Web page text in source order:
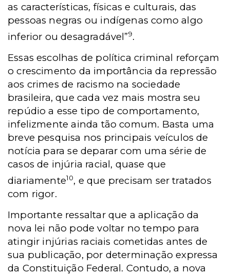
as características, físicas e culturais, das
pessoas negras ou indígenas como algo
inferior ou desagradável”9.
Essas escolhas de política criminal reforçam
o crescimento da importância da repressão
aos crimes de racismo na sociedade
brasileira, que cada vez mais mostra seu
repúdio a esse tipo de comportamento,
infelizmente ainda tão comum. Basta uma
breve pesquisa nos principais veículos de
notícia para se deparar com uma série de
casos de injúria racial, quase que
diariamente10, e que precisam ser tratados
com rigor.
Importante ressaltar que a aplicação da
nova lei não pode voltar no tempo para
atingir injúrias raciais cometidas antes de
sua publicação, por determinação expressa
da Constituição Federal. Contudo, a nova